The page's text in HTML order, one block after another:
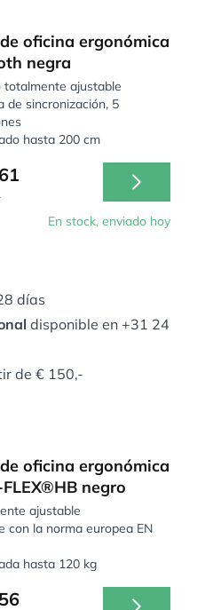
oficina ergonómica
negra
totalmente ajustable
de sincronización, 5
hasta 200 cm
En stock, enviado hoy
días
disponible en +31 24
de € 150,-
oficina ergonómica
negro
ajustable
con la norma europea EN
hasta 120 kg